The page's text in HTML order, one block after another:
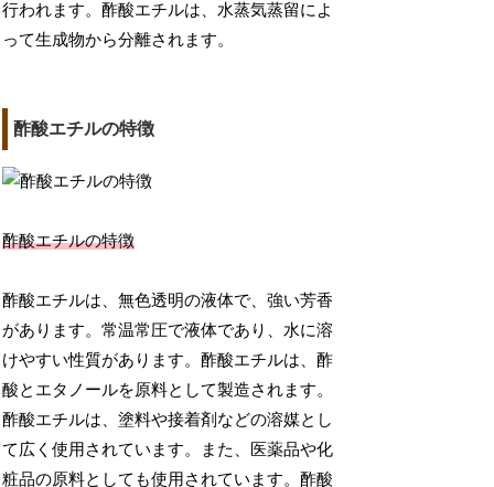
行われます。酢酸エチルは、水蒸気蒸留によ
って生成物から分離されます。
酢酸エチルの特徴
酢酸エチルの特徴
酢酸エチルは、無色透明の液体で、強い芳香
があります。常温常圧で液体であり、水に溶
けやすい性質があります。酢酸エチルは、酢
酸とエタノールを原料として製造されます。
酢酸エチルは、塗料や接着剤などの溶媒とし
て広く使用されています。また、医薬品や化
粧品の原料としても使用されています。酢酸